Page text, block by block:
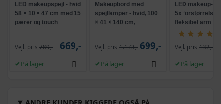
LED makeupspejl - hvid
58 × 10 × 47 cm med 15
pærer og touch
Vejl. pris 789,- 669,-
På lager
Makeupbord med
spejllamper - hvid, 100
× 41 × 140 cm,
Vejl. pris 1.173,- 699,-
På lager
LED makeup-
5x forstørrelse,
fleksibel arm og
sugekop
Vejl. pris 132,-
På lager
ANDRE KUNDER KIGGEDE OGSÅ PÅ